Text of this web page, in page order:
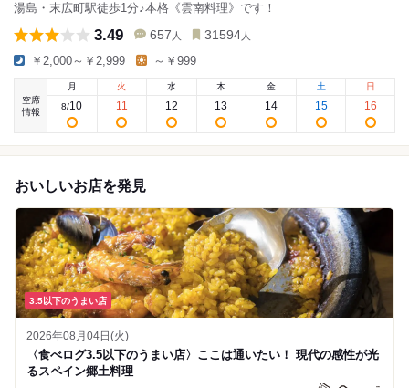
湯島・末広町駅徒歩1分♪本格《雲南料理》です！
3.49 657 人 31594 人
￥2,000～￥2,999 ～￥999
空席
情報
月
8/10
火
11
水
12
木
13
金
14
土
15
日
16
おいしいお店を発見
3.5以下のうまい店
2026年08月04日(火)
〈食べログ3.5以下のうまい店〉ここは通いたい！ 現代の感性が光
るスペイン郷土料理